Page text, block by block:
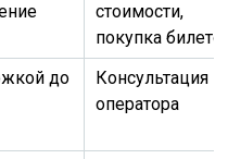
стоимости,
покупка
до
Консультация
оператора